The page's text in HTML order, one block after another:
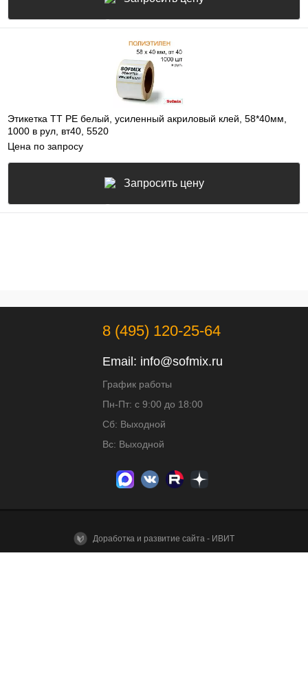
Этикетка ТТ РЕ белый, усиленный акриловый клей, 58*40мм,
1000 в рул, вт40, 5520
Цена по запросу
Запросить цену
8 (495) 120-25-64
Email: info@sofmix.ru
График работы
Пн-Пт: с 9:00 до 18:00
Сб: Выходной
Вс: Выходной
Доработка и развитие сайта - ИВИТ